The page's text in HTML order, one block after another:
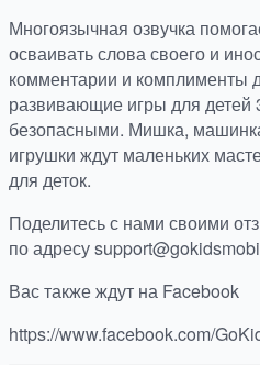
Многоязычная озвучка
осваивать слова своего и
комментарии и комплименты
развивающие игры для
безопасными. Мишка,
игрушки ждут маленьких
для деток.
Поделитесь с нами своими
по адресу
Вас также ждут на Facebook
https://www.facebook.com/